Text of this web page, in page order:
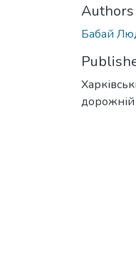
Authors
Бабай
дорожній